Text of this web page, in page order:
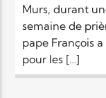
Murs, durant
semaine de
pape François
pour les […]